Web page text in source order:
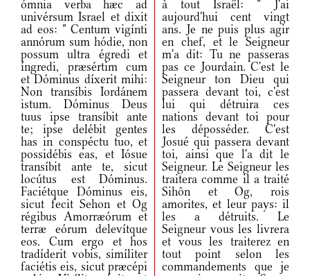
ómnia verba hæc ad
univérsum Israel et dixit
ad eos: " Centum vigínti
annórum sum hódie, non
possum ultra égredi et
íngredi, præsértim cum
et Dóminus díxerit mihi:
Non transíbis Iordánem
istum. Dóminus Deus
tuus ipse transíbit ante
te; ipse delébit gentes
has in conspéctu tuo, et
possidébis eas, et Iósue
transíbit ante te, sicut
locútus est Dóminus.
Faciétque Dóminus eis,
sicut fecit Sehon et Og
régibus Amorræórum et
terræ eórum delevítque
eos. Cum ergo et hos
tradíderit vobis, simíliter
faciétis eis, sicut præcépi
à tout Israël: " J'ai
aujourd'hui cent vingt
ans. Je ne puis plus agir
en chef, et le Seigneur
m'a dit: Tu ne passeras
pas ce Jourdain. C'est le
Seigneur ton Dieu qui
passera devant toi, c'est
lui qui détruira ces
nations devant toi pour
les déposséder. C'est
Josué qui passera devant
toi, ainsi que l'a dit le
Seigneur. Le Seigneur les
traitera comme il a traité
Sihôn et Og, rois
amorites, et leur pays: il
les a détruits. Le
Seigneur vous les livrera
et vous les traiterez en
tout point selon les
commandements que je